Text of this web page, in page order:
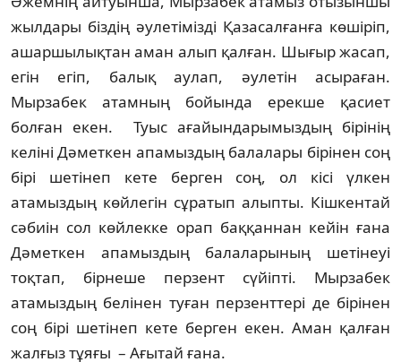
жылдары біздің әулетімізді Қазасалғанға көшіріп,
ашаршылықтан аман алып қалған. Шығыр жасап,
егін егіп, балық аулап, әулетін асыраған.
Мырзабек атамның бойында ерекше қасиет
болған екен. Туыс ағайындарымыздың бірінің
келіні Дәметкен апамыздың балалары бірінен соң
бірі шеті­неп кете берген соң, ол кісі үлкен
атамыздың көйлегін сұратып алыпты. Кішкентай
сәбиін сол көйлекке орап баққаннан кейін ғана
Дәметкен апамыздың балаларының шетінеуі
тоқтап, бірнеше перзент сүйіпті. Мырзабек
атамыздың белінен туған перзенттері де бірінен
соң бірі шетінеп кете берген екен. Аман қалған
жалғыз тұяғы – Ағытай ғана.